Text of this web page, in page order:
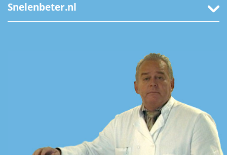
Snelenbeter.nl